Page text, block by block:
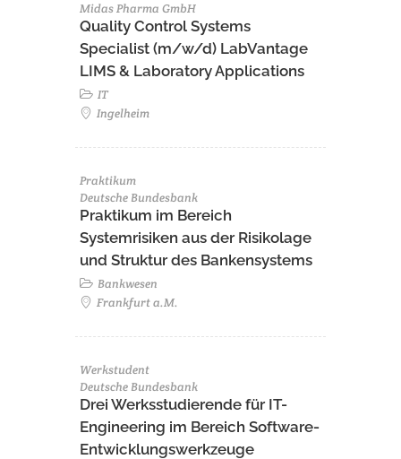
Midas Pharma GmbH
Quality Control Systems
Specialist (m/w/d) LabVantage
LIMS & Laboratory Applications
IT
Ingelheim
Praktikum
Deutsche Bundesbank
Praktikum im Bereich
Systemrisiken aus der Risikolage
und Struktur des Bankensystems
Bankwesen
Frankfurt a.M.
Werkstudent
Deutsche Bundesbank
Drei Werksstudierende für IT-
Engineering im Bereich Software-
Entwicklungswerkzeuge